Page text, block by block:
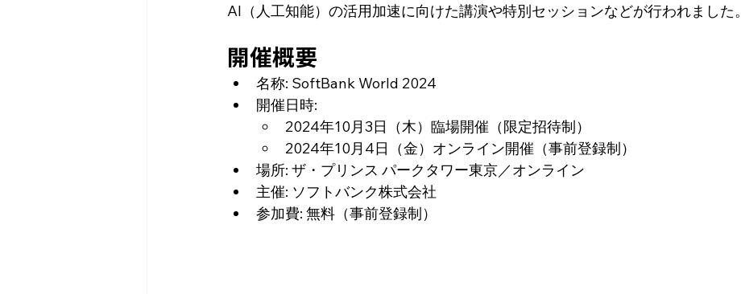
AI（人工知能）の活用加速に向けた講演や特別セッションなどが行われました。
開催概要
名称: SoftBank World 2024
開催日時:
2024年10月3日（木）臨場開催（限定招待制）
2024年10月4日（金）オンライン開催（事前登録制）
場所: ザ・プリンス パークタワー東京／オンライン
主催: ソフトバンク株式会社
参加費: 無料（事前登録制）